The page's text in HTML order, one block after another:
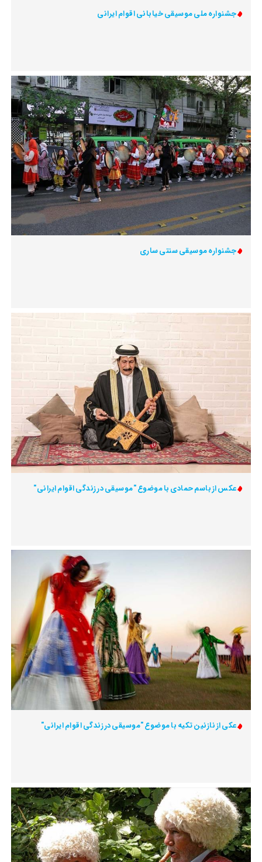
جشنواره ملی موسیقی خیابانی اقوام ایرانی
جشنواره موسیقی سنتی ساری
عکس از باسم حمادی با موضوع "موسیقی در زندگی اقوام ایرانی"
عکی از نازنین تکیه با موضوع "موسیقی در زندگی اقوام ایرانی"